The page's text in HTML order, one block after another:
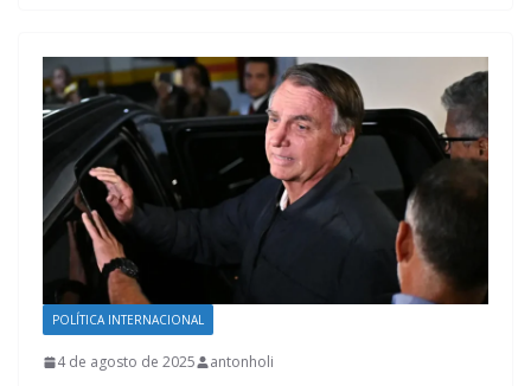
POLÍTICA INTERNACIONAL
4 de agosto de 2025 antonholi